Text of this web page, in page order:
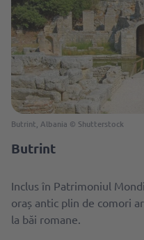
Butrint, Albania © Shutterstock
Butrint
Inclus în Patrimoniul
oraș antic plin de comori
la băi romane.